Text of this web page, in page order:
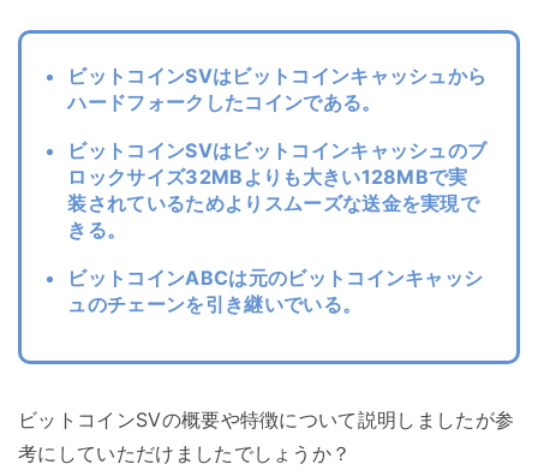
ビットコインSVはビットコインキャッシュから
ハードフォークしたコインである。
ビットコインSVはビットコインキャッシュのブ
ロックサイズ32MBよりも大きい128MBで実
装されているためよりスムーズな送金を実現で
きる。
ビットコインABCは元のビットコインキャッシ
ュのチェーンを引き継いでいる。
ビットコインSVの概要や特徴について説明しましたが参
考にしていただけましたでしょうか？